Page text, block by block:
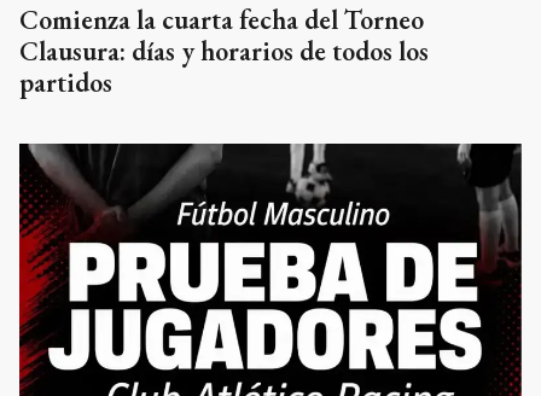
Comienza la cuarta fecha del Torneo
Clausura: días y horarios de todos los
partidos